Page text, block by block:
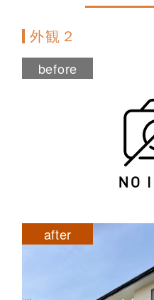
外観２
before
after